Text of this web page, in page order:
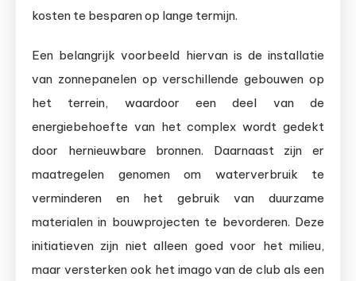
kosten te besparen op lange termijn.
Een belangrijk voorbeeld hiervan is de installatie
van zonnepanelen op verschillende gebouwen op
het terrein, waardoor een deel van de
energiebehoefte van het complex wordt gedekt
door hernieuwbare bronnen. Daarnaast zijn er
maatregelen genomen om waterverbruik te
verminderen en het gebruik van duurzame
materialen in bouwprojecten te bevorderen. Deze
initiatieven zijn niet alleen goed voor het milieu,
maar versterken ook het imago van de club als een